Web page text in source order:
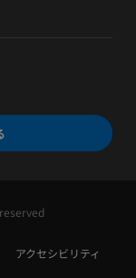
アクセシビリティ